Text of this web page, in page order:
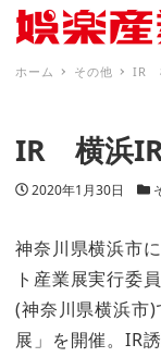
ホーム その他 IR
IR 横浜IR
投稿日
2020年1月30日 カ
神奈川県横浜市
ト産業展実行委
(神奈川県横浜市
展」を開催。IR